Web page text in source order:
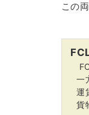
この
一
運
貨